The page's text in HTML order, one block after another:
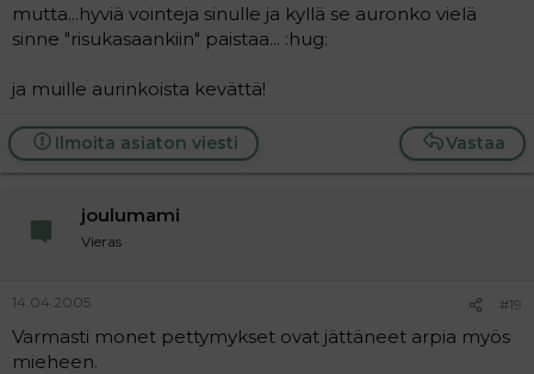
mutta...hyviä vointeja sinulle ja kyllä se auronko vielä
sinne "risukasaankiin" paistaa... :hug:
ja muille aurinkoista kevättä!
Vastaa
Ilmoita asiaton viesti
joulumami
Vieras
14.04.2005 #19
Varmasti monet pettymykset ovat jättäneet arpia myös
mieheen.